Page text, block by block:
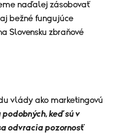
naďalej zásobovať
bežné fungujúce
Slovensku zbraňové
vlády ako marketingovú
keď sú v
odvracia pozornosť